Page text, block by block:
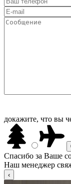
докажите, что вы
Спасибо за Ваше
Наш менеджер